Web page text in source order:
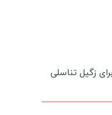
زگیل تناسلی